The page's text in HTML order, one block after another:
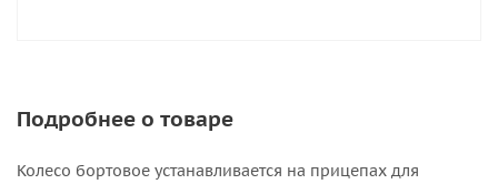
Подробнее о товаре
Колесо бортовое устанавливается на прицепах для